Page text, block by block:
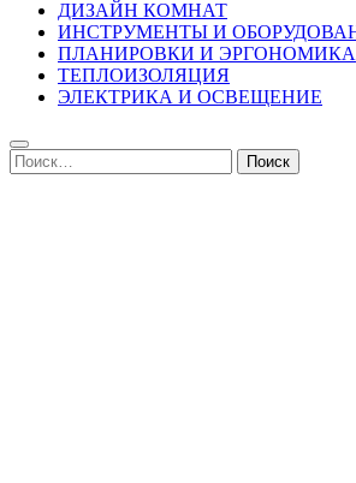
ДИЗАЙН КОМНАТ
ИНСТРУМЕНТЫ И
ПЛАНИРОВКИ И ЭРГОНОМИКА
ТЕПЛОИЗОЛЯЦИЯ
ЭЛЕКТРИКА И ОСВЕЩЕНИЕ
Найти: